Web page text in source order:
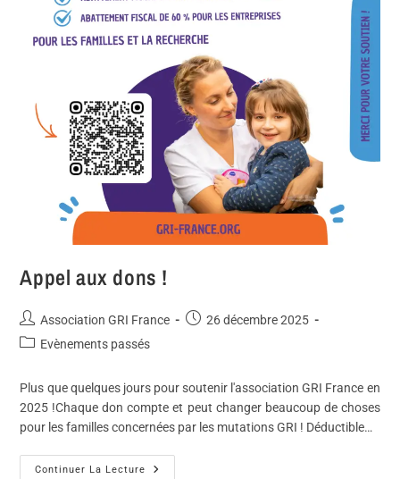
Appel aux dons !
Association GRI France
26 décembre 2025
Evènements passés
Plus que quelques jours pour soutenir l'association GRI France en
2025 !Chaque don compte et peut changer beaucoup de choses
pour les familles concernées par les mutations GRI ! Déductible…
Continuer La Lecture